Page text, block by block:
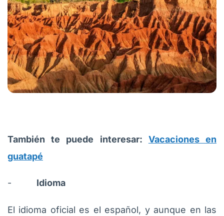
También te puede interesar: Vacaciones en
guatapé
- Idioma
El idioma oficial es el español, y aunque en las